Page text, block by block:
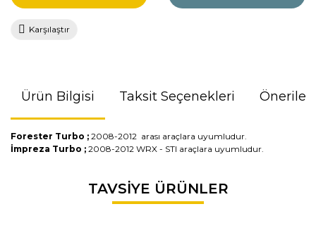
Karşılaştır
Ürün Bilgisi Taksit Seçenekleri
Forester Turbo ; 2008-2012 arası araçlara uyumludur.
İmpreza Turbo ; 2008-2012 WRX - STI araçlara uyumludur.
Bu ürünün fiyat bilgisi, resim, ürün açıklamalarında ve diğer
konularda yetersiz gördüğünüz noktaları öneri formunu
TAVSİYE ÜRÜNLER